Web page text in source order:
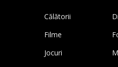
Călătorii
Filme
Jocuri